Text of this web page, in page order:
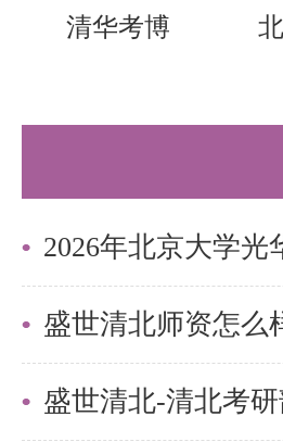
清华考博
盛世清北师资怎么
盛世清北-清北考